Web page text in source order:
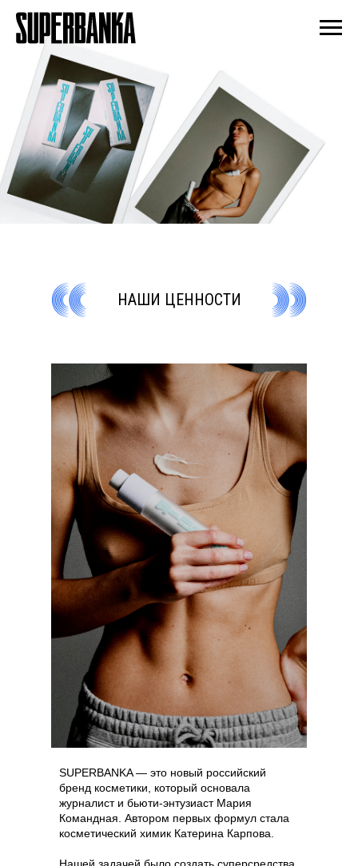
НАШИ ЦЕННОСТИ
SUPERBANKA — это новый российский
бренд косметики, который основала
журналист и бьюти-энтузиаст Мария
Командная. Автором первых формул стала
косметический химик Катерина Карпова.